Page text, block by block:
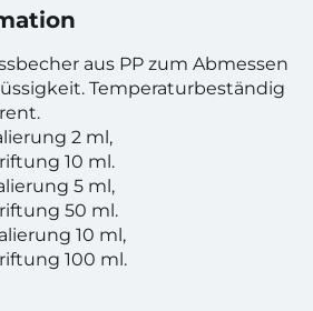
aus PP zum Abmessen
Temperaturbeständig
2 ml,
10 ml.
5 ml,
50 ml.
10 ml,
100 ml.